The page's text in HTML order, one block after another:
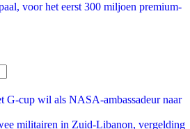
voor het eerst 300 miljoen premium-
G-cup wil als NASA-ambassadeur naar
militairen in Zuid-Libanon, vergelding